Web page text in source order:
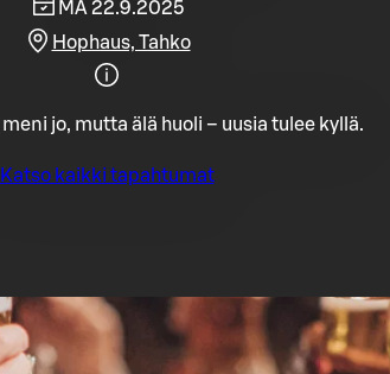
MA 22.9.2025
Hophaus, Tahko
jo, mutta älä huoli – uusia tulee kyllä.
Katso kaikki tapahtumat